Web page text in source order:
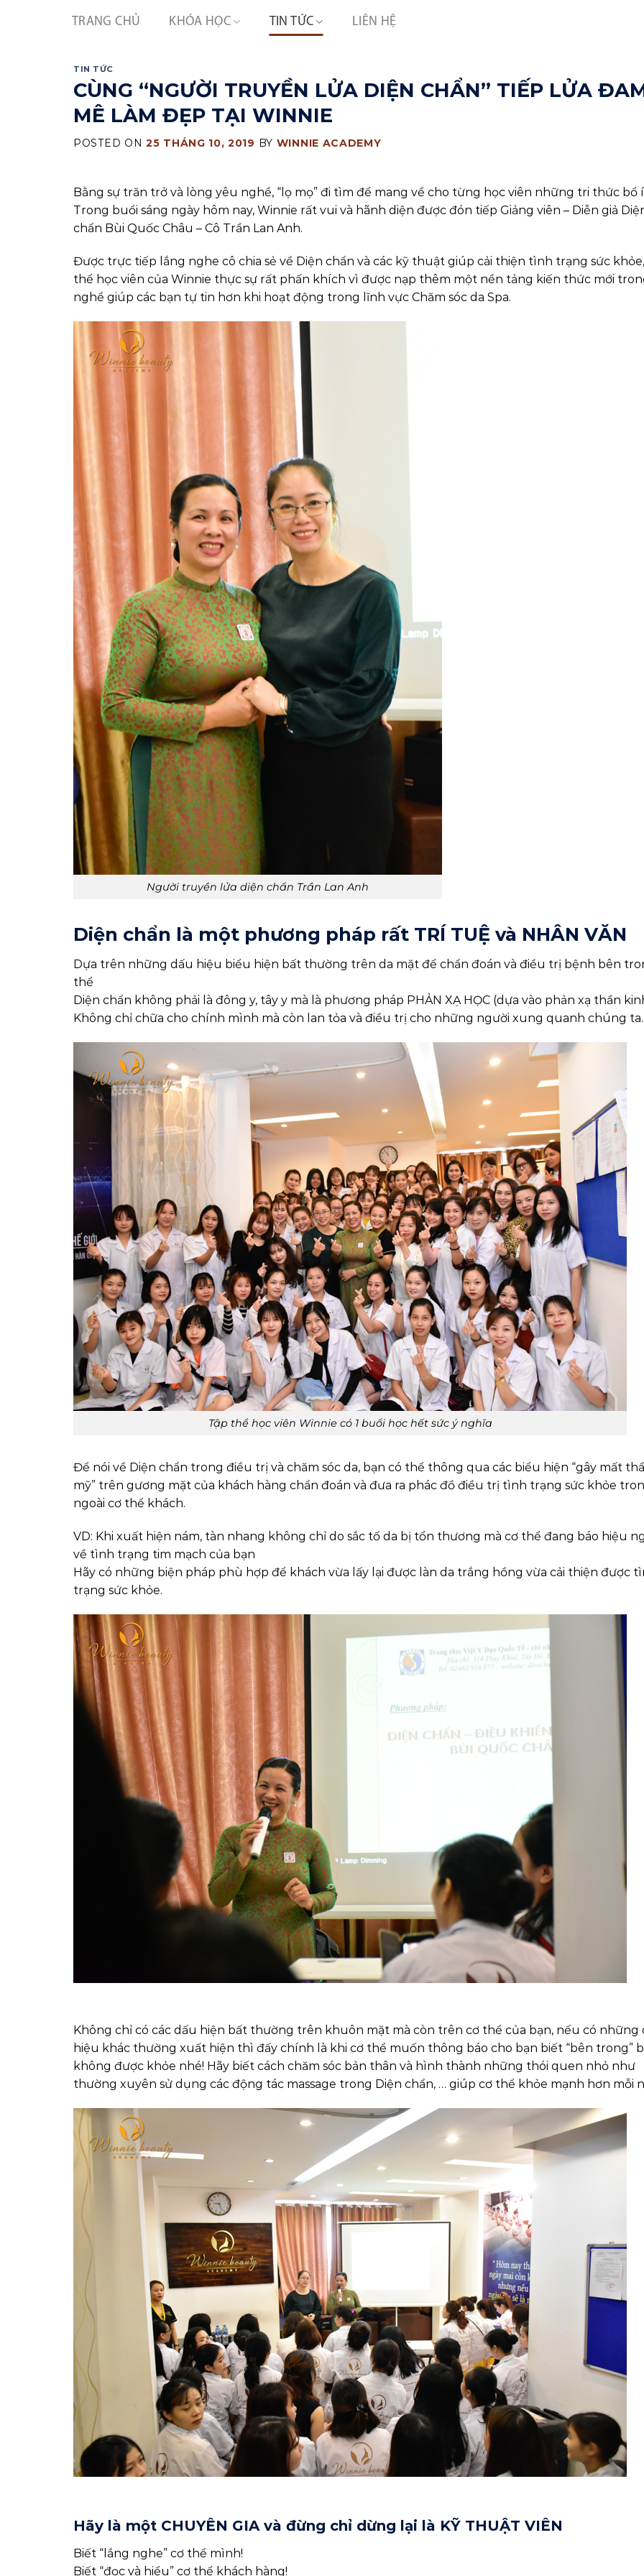
TRANG CHỦ KHÓA HỌC TIN TỨC LIÊN HỆ
TIN TỨC
CÙNG “NGƯỜI TRUYỀN LỬA DIỆN CHẨN” TIẾP LỬA
MÊ LÀM ĐẸP TẠI WINNIE
POSTED ON 25 THÁNG 10, 2019 BY WINNIE ACADEMY
Bằng sự trăn trở và lòng yêu nghề, “lọ mọ” đi tìm để mang về cho từng học viên những tri thức bổ
Trong buổi sáng ngày hôm nay, Winnie rất vui và hãnh diện được đón tiếp Giảng viên – Diễn giả
chẩn Bùi Quốc Châu – Cô Trần Lan Anh.
Được trực tiếp lắng nghe cô chia sẻ về Diện chẩn và các kỹ thuật giúp cải thiện tình trạng sức
thể học viên của Winnie thực sự rất phấn khích vì được nạp thêm một nền tảng kiến thức mới
nghề giúp các bạn tự tin hơn khi hoạt động trong lĩnh vực Chăm sóc da Spa.
Người truyền lửa diện chẩn Trần Lan Anh
Diện chẩn là một phương pháp rất TRÍ TUỆ và NHÂN VĂN
Dựa trên những dấu hiệu biểu hiện bất thường trên da mặt để chẩn đoán và điều trị bệnh bên
thể
Diện chẩn không phải là đông y, tây y mà là phương pháp PHẢN XẠ HỌC (dựa vào phản xạ thần
Không chỉ chữa cho chính mình mà còn lan tỏa và điều trị cho những người xung quanh chúng ta.
Tập thể học viên Winnie có 1 buổi học hết sức ý nghĩa
Để nói về Diện chẩn trong điều trị và chăm sóc da, bạn có thể thông qua các biểu hiện “gây mất
mỹ” trên gương mặt của khách hàng chẩn đoán và đưa ra phác đồ điều trị tình trạng sức khỏe
ngoài cơ thể khách.
VD: Khi xuất hiện nám, tàn nhang không chỉ do sắc tố da bị tổn thương mà cơ thể đang báo hiệu
về tình trạng tim mạch của bạn
Hãy có những biện pháp phù hợp để khách vừa lấy lại được làn da trắng hồng vừa cải thiện được
trạng sức khỏe.
Không chỉ có các dấu hiện bất thường trên khuôn mặt mà còn trên cơ thể của bạn, nếu có những
hiệu khác thường xuất hiện thì đấy chính là khi cơ thể muốn thông báo cho bạn biết “bên trong”
không được khỏe nhé! Hãy biết cách chăm sóc bản thân và hình thành những thói quen nhỏ như
thường xuyên sử dụng các động tác massage trong Diện chẩn, … giúp cơ thể khỏe mạnh hơn mỗi
Hãy là một CHUYÊN GIA và đừng chỉ dừng lại là KỸ THUẬT VIÊN
Biết “lắng nghe” cơ thể mình!
Biết “đọc và hiểu” cơ thể khách hàng!